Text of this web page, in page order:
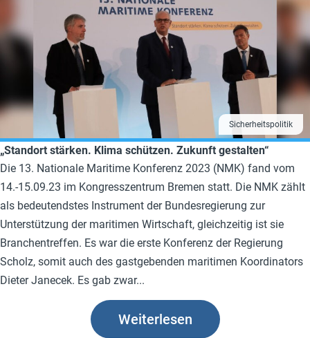
Sicherheitspolitik
„Standort stärken. Klima schützen. Zukunft gestalten“
Die 13. Nationale Maritime Konferenz 2023 (NMK) fand vom
14.-15.09.23 im Kongresszentrum Bremen statt. Die NMK zählt
als bedeutendstes Instrument der Bundesregierung zur
Unterstützung der maritimen Wirtschaft, gleichzeitig ist sie
Branchentreffen. Es war die erste Konferenz der Regierung
Scholz, somit auch des gastgebenden maritimen Koordinators
Dieter Janecek. Es gab zwar...
Weiterlesen